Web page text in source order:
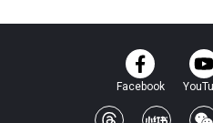
Facebook